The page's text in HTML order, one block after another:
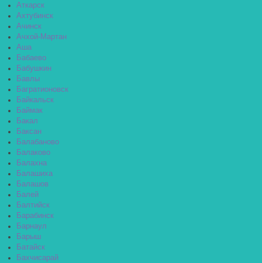
Аткарск
Ахтубинск
Ачинск
Ачхой-Мартан
Аша
Бабаево
Бабушкин
Бавлы
Багратионовск
Байкальск
Баймак
Бакал
Баксан
Балабаново
Балаково
Балахна
Балашиха
Балашов
Балей
Балтийск
Барабинск
Барнаул
Барыш
Батайск
Бахчисарай